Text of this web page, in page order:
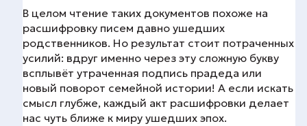
В целом чтение таких документов похоже на
расшифровку писем давно ушедших
родственников. Но результат стоит потраченных
усилий: вдруг именно через эту сложную букву
всплывёт утраченная подпись прадеда или
новый поворот семейной истории! А если искать
смысл глубже, каждый акт расшифровки делает
нас чуть ближе к миру ушедших эпох.